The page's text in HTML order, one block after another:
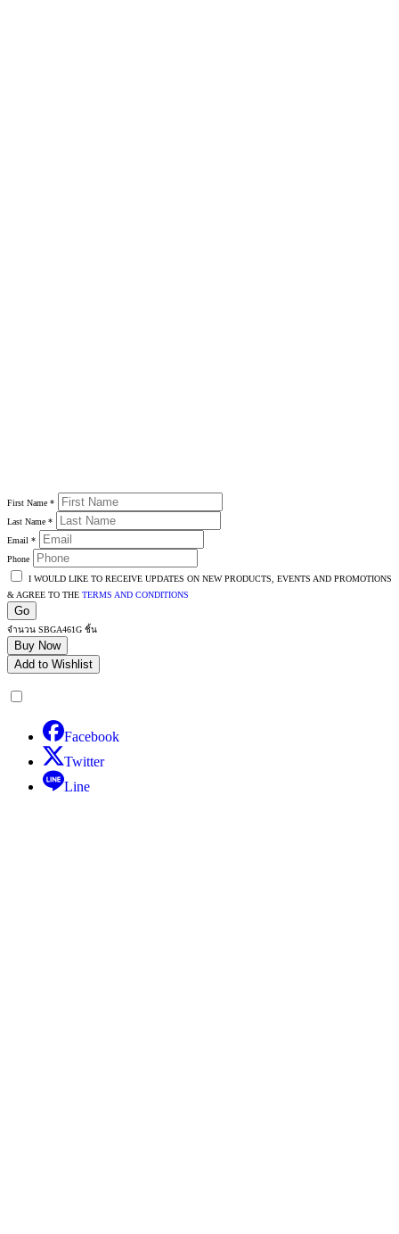
First Name *
Last Name *
Email *
Phone
I WOULD LIKE TO RECEIVE UPDATES ON NEW PRODUCTS, EVENTS AND PROMOTIONS
& AGREE TO THE TERMS AND CONDITIONS
Go
จำนวน SBGA461G ชิ้น
Buy Now
Add to Wishlist
Facebook
Twitter
Line